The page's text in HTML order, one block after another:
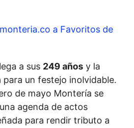
a Favoritos de
a sus 249 años y la
para un festejo inolvidable.
de mayo Montería se
agenda de actos
para rendir tributo a